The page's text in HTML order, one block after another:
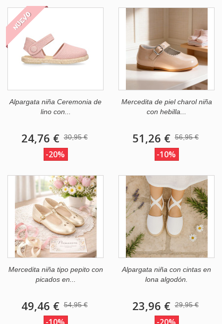
NUEVO
Alpargata niña Ceremonia de
lino con...
24,76 € 30,95 €
-20%
Mercedita de piel charol niña
con hebilla...
51,26 € 56,95 €
-10%
Mercedita niña tipo pepito con
picados en...
49,46 € 54,95 €
Alpargata niña con cintas en
lona algodón.
23,96 € 29,95 €